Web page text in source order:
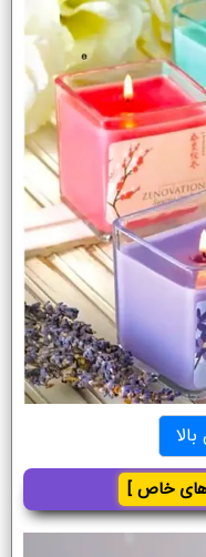
خاص ]